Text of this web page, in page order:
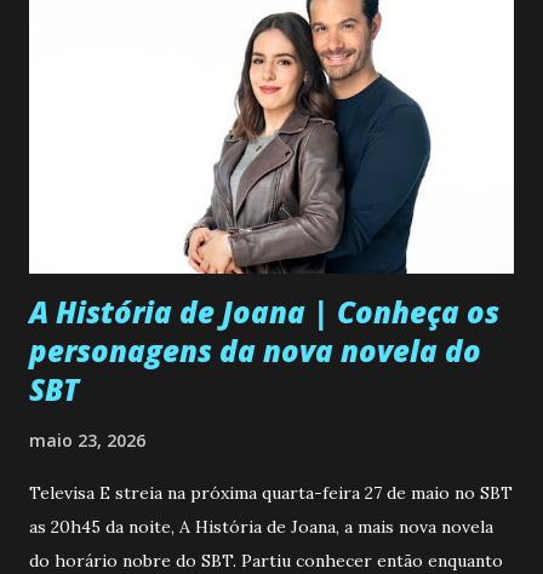
A História de Joana | Conheça os
personagens da nova novela do
SBT
maio 23, 2026
Televisa E streia na próxima quarta-feira 27 de maio no SBT
as 20h45 da noite, A História de Joana, a mais nova novela
do horário nobre do SBT. Partiu conhecer então enquanto